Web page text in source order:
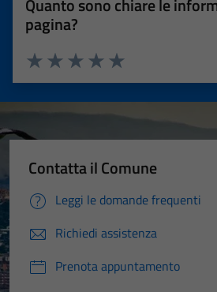
Quanto sono chiare le
pagina?
Valuta 5 stelle su 5
Valuta 4 stelle su 5
Valuta 3 stelle su 5
Valuta 2 stelle su 5
Valuta 1 stelle su 5
Contatta il Comune
Leggi le domande frequenti
Richiedi assistenza
Prenota appuntamento